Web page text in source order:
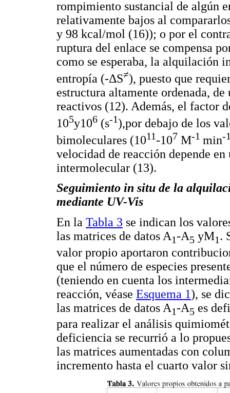
rompimiento sustancial de algún
relativamente bajos al
y 98 kcal/mol (16)); o por el
ruptura del enlace se compensa
como se esperaba, la alquilación
entropía (-ΔS≠), puesto que
estructura altamente ordenada,
reactivos (12). Además, el factor
105y106 (s-1),por debajo de los
bimoleculares (1011-107 M-1 min-
velocidad de reacción depende
intermolecular (13).
Seguimiento in situ de la
mediante UV-Vis
En la Tabla 3 se indican los
las matrices de datos A1-A5 yM1.
valor propio aportaron
que el número de especies
(teniendo en cuenta los
reacción, véase Esquema 1), se
las matrices de datos A1-A5 es
para realizar el análisis
deficiencia se recurrió a lo
las matrices aumentadas con
incremento hasta el cuarto valor